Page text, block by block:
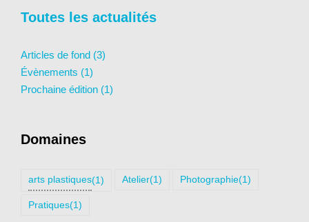
Toutes les actualités
Articles de fond (3)
Évènements (1)
Prochaine édition (1)
Domaines
arts plastiques(1) Atelier(1) Photographie(1)
Pratiques(1)